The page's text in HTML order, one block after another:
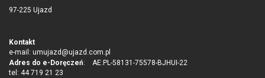
97-225 Ujazd
Kontakt
e-mail: umujazd@ujazd.com.pl
Adres do e-Doręczeń: AE:PL-58131-75578-BJHUI-22
tel: 44 719 21 23